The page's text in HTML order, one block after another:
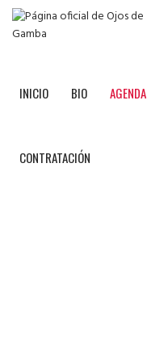
INICIO BIO AGENDA
CONTRATACIÓN